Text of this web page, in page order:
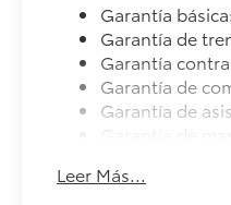
Garantía
Garantía de
Garantía
Garantía de
Garantía de
Garantía de
Leer Más...